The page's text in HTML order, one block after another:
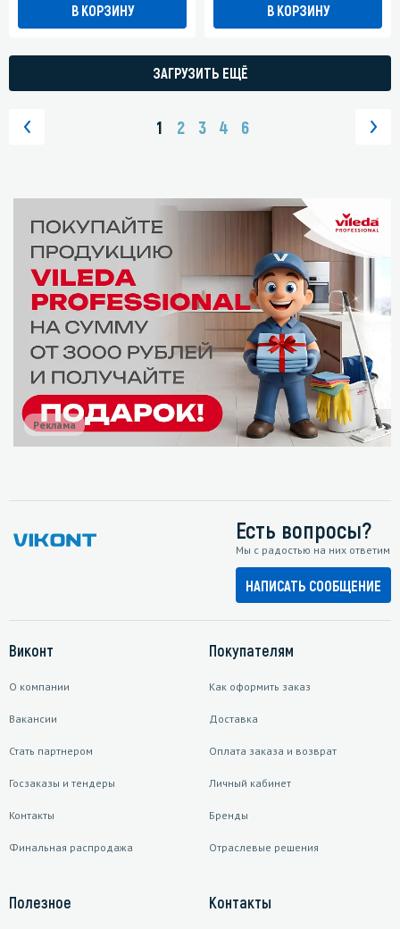
В КОРЗИНУ В КОРЗИНУ
ЗАГРУЗИТЬ ЕЩЁ
1 2 3 4 6
Реклама
Есть вопросы?
Мы с радостью на них ответим
НАПИСАТЬ СООБЩЕНИЕ
Виконт
О компании
Вакансии
Стать партнером
Госзаказы и тендеры
Контакты
Финальная распродажа
Покупателям
Как оформить заказ
Доставка
Оплата заказа и возврат
Личный кабинет
Бренды
Отраслевые решения
Полезное Контакты